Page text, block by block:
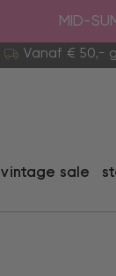
MID-
Vanaf € 50,-
vintage sale